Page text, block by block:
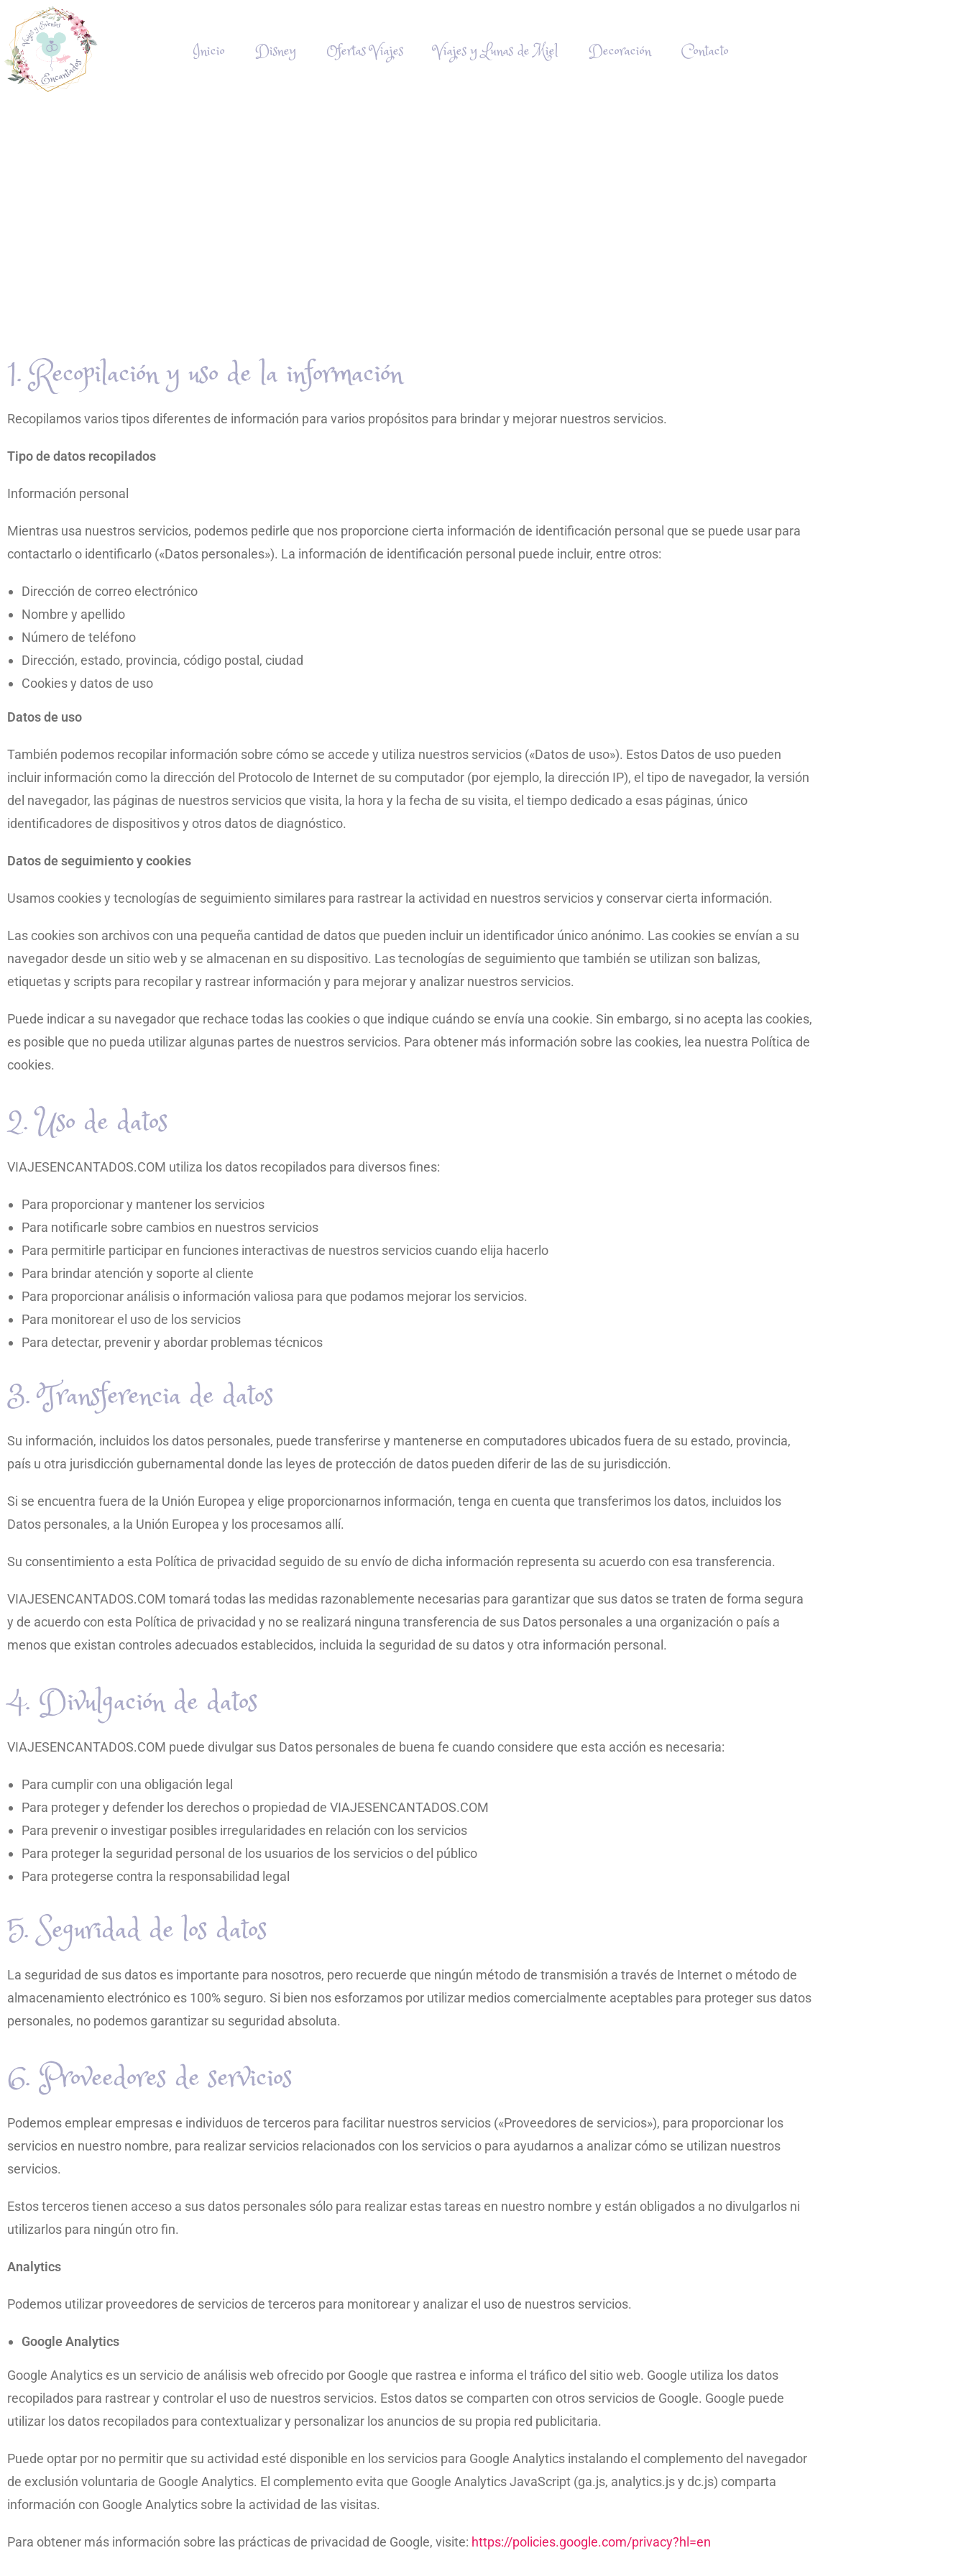
Inicio Disney Ofertas Viajes Viajes y Lunas de Miel Decoración Contacto
1. Recopilación y uso de la información
Recopilamos varios tipos diferentes de información para varios propósitos para brindar y mejorar nuestros servicios.
Tipo de datos recopilados
Información personal
Mientras usa nuestros servicios, podemos pedirle que nos proporcione cierta información de identificación personal que se puede usar para
contactarlo o identificarlo («Datos personales»). La información de identificación personal puede incluir, entre otros:
Dirección de correo electrónico
Nombre y apellido
Número de teléfono
Dirección, estado, provincia, código postal, ciudad
Cookies y datos de uso
Datos de uso
También podemos recopilar información sobre cómo se accede y utiliza nuestros servicios («Datos de uso»). Estos Datos de uso pueden
incluir información como la dirección del Protocolo de Internet de su computador (por ejemplo, la dirección IP), el tipo de navegador, la versión
del navegador, las páginas de nuestros servicios que visita, la hora y la fecha de su visita, el tiempo dedicado a esas páginas, único
identificadores de dispositivos y otros datos de diagnóstico.
Datos de seguimiento y cookies
Usamos cookies y tecnologías de seguimiento similares para rastrear la actividad en nuestros servicios y conservar cierta información.
Las cookies son archivos con una pequeña cantidad de datos que pueden incluir un identificador único anónimo. Las cookies se envían a su
navegador desde un sitio web y se almacenan en su dispositivo. Las tecnologías de seguimiento que también se utilizan son balizas,
etiquetas y scripts para recopilar y rastrear información y para mejorar y analizar nuestros servicios.
Puede indicar a su navegador que rechace todas las cookies o que indique cuándo se envía una cookie. Sin embargo, si no acepta las cookies,
es posible que no pueda utilizar algunas partes de nuestros servicios. Para obtener más información sobre las cookies, lea nuestra Política de
cookies.
2. Uso de datos
VIAJESENCANTADOS.COM utiliza los datos recopilados para diversos fines:
Para proporcionar y mantener los servicios
Para notificarle sobre cambios en nuestros servicios
Para permitirle participar en funciones interactivas de nuestros servicios cuando elija hacerlo
Para brindar atención y soporte al cliente
Para proporcionar análisis o información valiosa para que podamos mejorar los servicios.
Para monitorear el uso de los servicios
Para detectar, prevenir y abordar problemas técnicos
3. Transferencia de datos
Su información, incluidos los datos personales, puede transferirse y mantenerse en computadores ubicados fuera de su estado, provincia,
país u otra jurisdicción gubernamental donde las leyes de protección de datos pueden diferir de las de su jurisdicción.
Si se encuentra fuera de la Unión Europea y elige proporcionarnos información, tenga en cuenta que transferimos los datos, incluidos los
Datos personales, a la Unión Europea y los procesamos allí.
Su consentimiento a esta Política de privacidad seguido de su envío de dicha información representa su acuerdo con esa transferencia.
VIAJESENCANTADOS.COM tomará todas las medidas razonablemente necesarias para garantizar que sus datos se traten de forma segura
y de acuerdo con esta Política de privacidad y no se realizará ninguna transferencia de sus Datos personales a una organización o país a
menos que existan controles adecuados establecidos, incluida la seguridad de su datos y otra información personal.
4. Divulgación de datos
VIAJESENCANTADOS.COM puede divulgar sus Datos personales de buena fe cuando considere que esta acción es necesaria:
Para cumplir con una obligación legal
Para proteger y defender los derechos o propiedad de VIAJESENCANTADOS.COM
Para prevenir o investigar posibles irregularidades en relación con los servicios
Para proteger la seguridad personal de los usuarios de los servicios o del público
Para protegerse contra la responsabilidad legal
5. Seguridad de los datos
La seguridad de sus datos es importante para nosotros, pero recuerde que ningún método de transmisión a través de Internet o método de
almacenamiento electrónico es 100% seguro. Si bien nos esforzamos por utilizar medios comercialmente aceptables para proteger sus datos
personales, no podemos garantizar su seguridad absoluta.
6. Proveedores de servicios
Podemos emplear empresas e individuos de terceros para facilitar nuestros servicios («Proveedores de servicios»), para proporcionar los
servicios en nuestro nombre, para realizar servicios relacionados con los servicios o para ayudarnos a analizar cómo se utilizan nuestros
servicios.
Estos terceros tienen acceso a sus datos personales sólo para realizar estas tareas en nuestro nombre y están obligados a no divulgarlos ni
utilizarlos para ningún otro fin.
Analytics
Podemos utilizar proveedores de servicios de terceros para monitorear y analizar el uso de nuestros servicios.
Google Analytics
Google Analytics es un servicio de análisis web ofrecido por Google que rastrea e informa el tráfico del sitio web. Google utiliza los datos
recopilados para rastrear y controlar el uso de nuestros servicios. Estos datos se comparten con otros servicios de Google. Google puede
utilizar los datos recopilados para contextualizar y personalizar los anuncios de su propia red publicitaria.
Puede optar por no permitir que su actividad esté disponible en los servicios para Google Analytics instalando el complemento del navegador
de exclusión voluntaria de Google Analytics. El complemento evita que Google Analytics JavaScript (ga.js, analytics.js y dc.js) comparta
información con Google Analytics sobre la actividad de las visitas.
Para obtener más información sobre las prácticas de privacidad de Google, visite: https://policies.google.com/privacy?hl=en